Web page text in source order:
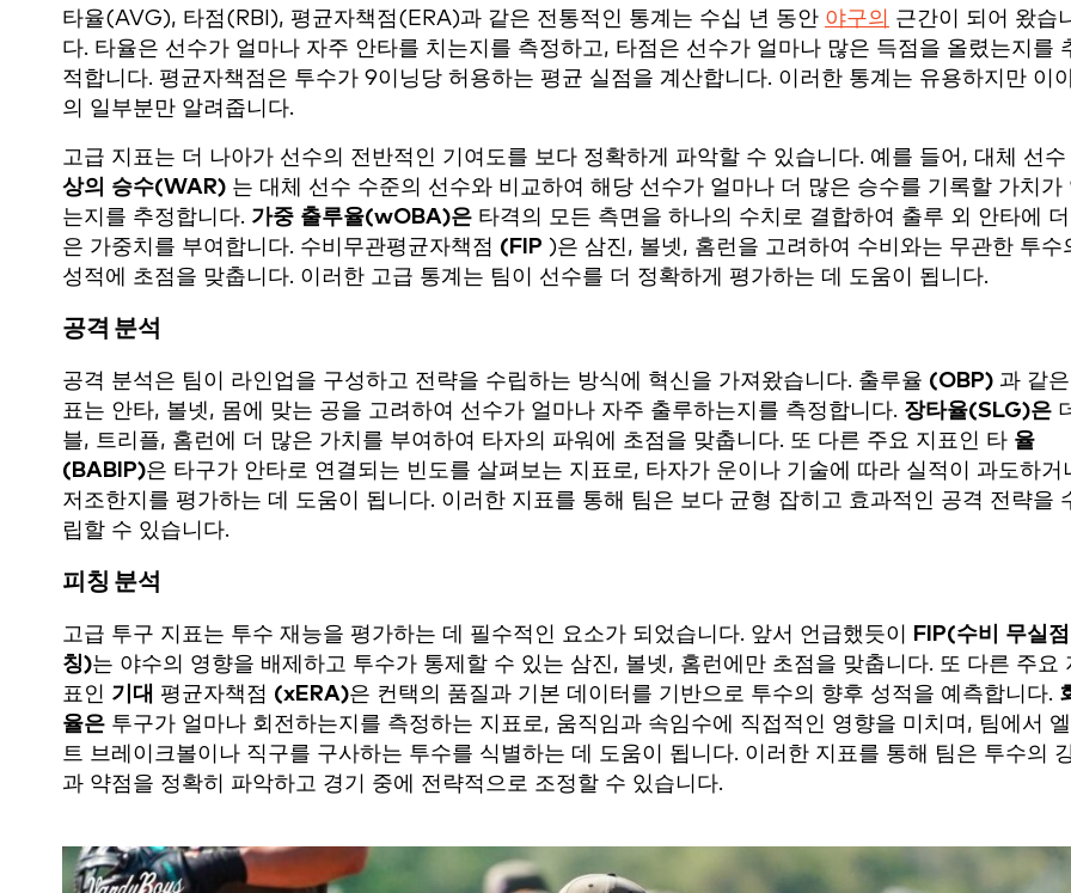
타율(AVG), 타점(RBI), 평균자책점(ERA)과 같은 전통적인 통계는 수십 년 동안 야구의 근간이 되어 왔습
다. 타율은 선수가 얼마나 자주 안타를 치는지를 측정하고, 타점은 선수가 얼마나 많은 득점을 올렸는지를
적합니다. 평균자책점은 투수가 9이닝당 허용하는 평균 실점을 계산합니다. 이러한 통계는 유용하지만 이
의 일부분만 알려줍니다.
고급 지표는 더 나아가 선수의 전반적인 기여도를 보다 정확하게 파악할 수 있습니다. 예를 들어, 대체 선수
상의 승수(WAR) 는 대체 선수 수준의 선수와 비교하여 해당 선수가 얼마나 더 많은 승수를 기록할 가치가
는지를 추정합니다. 가중 출루율(wOBA)은 타격의 모든 측면을 하나의 수치로 결합하여 출루 외 안타에
은 가중치를 부여합니다. 수비무관평균자책점 (FIP )은 삼진, 볼넷, 홈런을 고려하여 수비와는 무관한 투수
성적에 초점을 맞춥니다. 이러한 고급 통계는 팀이 선수를 더 정확하게 평가하는 데 도움이 됩니다.
공격 분석
공격 분석은 팀이 라인업을 구성하고 전략을 수립하는 방식에 혁신을 가져왔습니다. 출루율 (OBP) 과 같
표는 안타, 볼넷, 몸에 맞는 공을 고려하여 선수가 얼마나 자주 출루하는지를 측정합니다. 장타율(SLG)은
블, 트리플, 홈런에 더 많은 가치를 부여하여 타자의 파워에 초점을 맞춥니다. 또 다른 주요 지표인 타 율
(BABIP)은 타구가 안타로 연결되는 빈도를 살펴보는 지표로, 타자가 운이나 기술에 따라 실적이 과도하거
저조한지를 평가하는 데 도움이 됩니다. 이러한 지표를 통해 팀은 보다 균형 잡히고 효과적인 공격 전략을
립할 수 있습니다.
피칭 분석
고급 투구 지표는 투수 재능을 평가하는 데 필수적인 요소가 되었습니다. 앞서 언급했듯이
FIP(수비 무실
칭)는 야수의 영향을 배제하고 투수가 통제할 수 있는 삼진, 볼넷, 홈런에만 초점을 맞춥니다. 또 다른 주요
표인 기대 평균자책점 (xERA)은 컨택의 품질과 기본 데이터를 기반으로 투수의 향후 성적을 예측합니다.
율은 투구가 얼마나 회전하는지를 측정하는 지표로, 움직임과 속임수에 직접적인 영향을 미치며, 팀에서
트 브레이크볼이나 직구를 구사하는 투수를 식별하는 데 도움이 됩니다. 이러한 지표를 통해 팀은 투수의
과 약점을 정확히 파악하고 경기 중에 전략적으로 조정할 수 있습니다.